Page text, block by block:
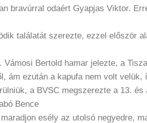
bravúrral odaért Gyapjas Viktor.
találatát szerezte, ezzel először
Vámosi Bertold hamar jelezte, a
ám ezután a kapufa nem volt velük,
a BVSC megszerezte a 13. és
Bence
esély az utolsó negyedre,